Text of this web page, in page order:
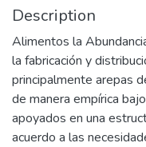
Description
Alimentos la
la fabricación y
principalmente arepas
de manera empírica
apoyados en una
acuerdo a las